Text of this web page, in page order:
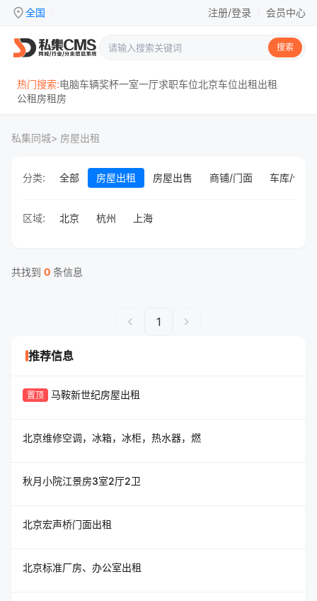
location_on全国 注册/登录 会员中心
搜索
热门搜索:电脑车辆奖杯一室一厅求职车位北京车位出租出租
公租房租房
私集同城> 房屋出租
分类: 全部 房屋出租 房屋出售 商铺/门面 车库/停车
区域: 北京 杭州 上海
共找到 0 条信息
chevron_left 1 chevron_right
推荐信息
置顶 马鞍新世纪房屋出租
北京维修空调，冰箱，冰柜，热水器，燃
秋月小院江景房3室2厅2卫
北京宏声桥门面出租
北京标准厂房、办公室出租